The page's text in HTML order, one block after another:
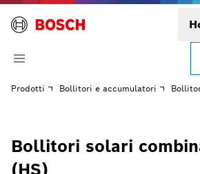
Prodotti Bollitori e accumulatori
Bollitori solari
(HS)